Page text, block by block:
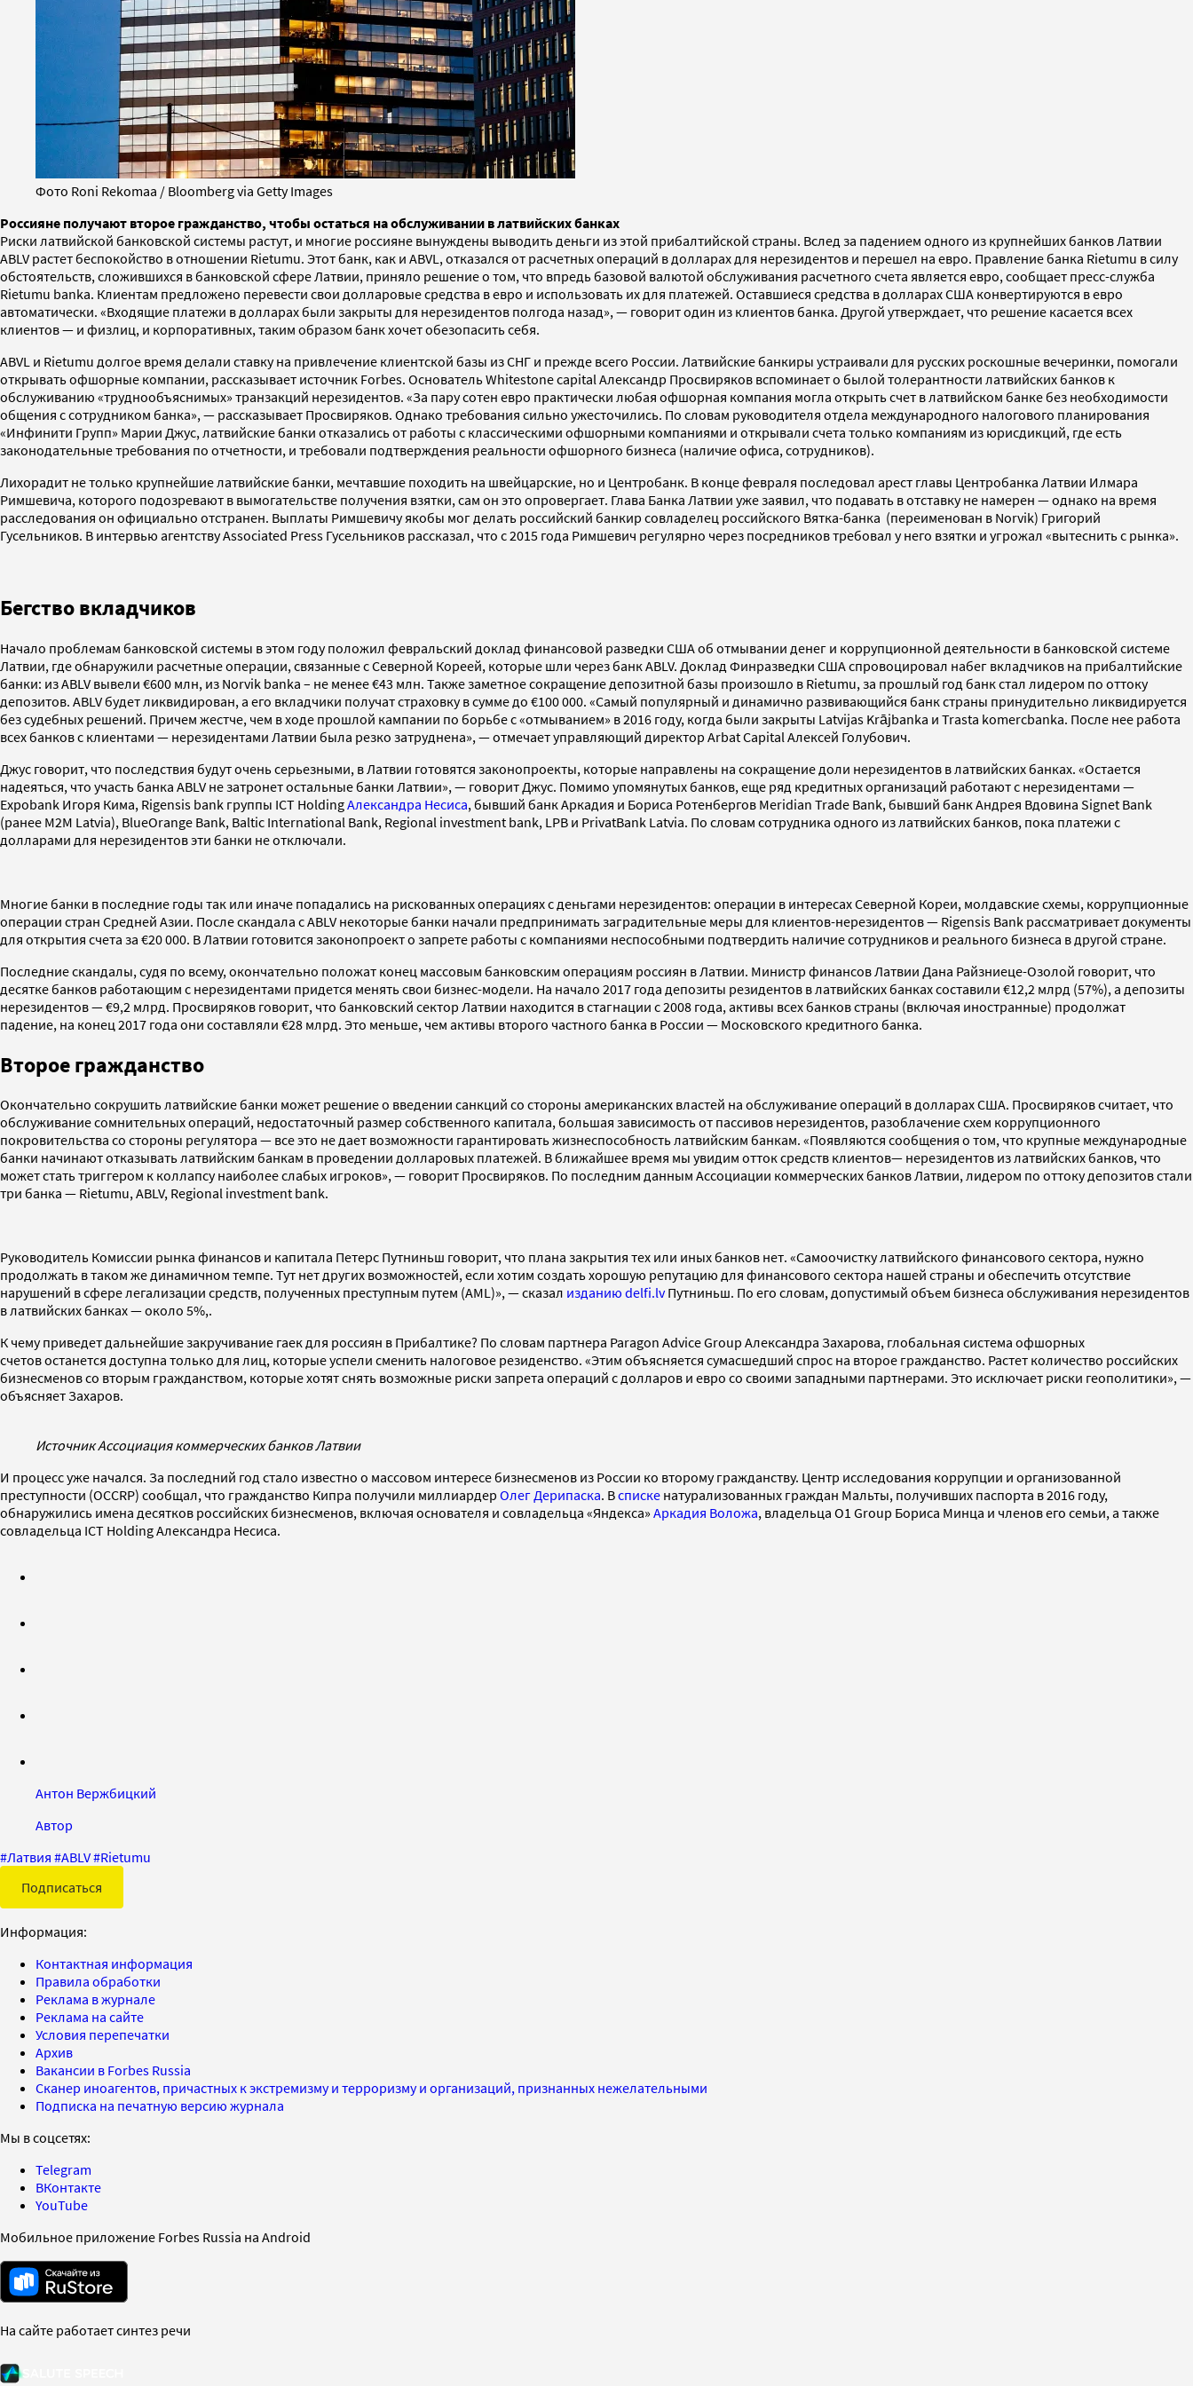
Фото Roni Rekomaa / Bloomberg via Getty Images
Россияне получают второе гражданство, чтобы остаться на обслуживании в латвийских банках
Риски латвийской банковской системы растут, и многие россияне вынуждены выводить деньги из этой прибалтийской страны. Вслед за падением одного из крупнейших банков Латвии
ABLV растет беспокойство в отношении Rietumu. Этот банк, как и ABVL, отказался от расчетных операций в долларах для нерезидентов и перешел на евро. Правление банка Rietumu в силу
обстоятельств, сложившихся в банковской сфере Латвии, приняло решение о том, что впредь базовой валютой обслуживания расчетного счета является евро, сообщает пресс-служба
Rietumu banka. Клиентам предложено перевести свои долларовые средства в евро и использовать их для платежей. Оставшиеся средства в долларах США конвертируются в евро
автоматически. «Входящие платежи в долларах были закрыты для нерезидентов полгода назад», — говорит один из клиентов банка. Другой утверждает, что решение касается всех
клиентов — и физлиц, и корпоративных, таким образом банк хочет обезопасить себя.
ABVL и Rietumu долгое время делали ставку на привлечение клиентской базы из СНГ и прежде всего России. Латвийские банкиры устраивали для русских роскошные вечеринки, помогали
открывать офшорные компании, рассказывает источник Forbes. Основатель Whitestone capital Александр Просвиряков вспоминает о былой толерантности латвийских банков к
обслуживанию «труднообъяснимых» транзакций нерезидентов. «За пару сотен евро практически любая офшорная компания могла открыть счет в латвийском банке без необходимости
общения с сотрудником банка», — рассказывает Просвиряков. Однако требования сильно ужесточились. По словам руководителя отдела международного налогового планирования
«Инфинити Групп» Марии Джус, латвийские банки отказались от работы с классическими офшорными компаниями и открывали счета только компаниям из юрисдикций, где есть
законодательные требования по отчетности, и требовали подтверждения реальности офшорного бизнеса (наличие офиса, сотрудников).
Лихорадит не только крупнейшие латвийские банки, мечтавшие походить на швейцарские, но и Центробанк. В конце февраля последовал арест главы Центробанка Латвии Илмара
Римшевича, которого подозревают в вымогательстве получения взятки, сам он это опровергает. Глава Банка Латвии уже заявил, что подавать в отставку не намерен — однако на время
расследования он официально отстранен. Выплаты Римшевичу якобы мог делать российский банкир совладелец российского Вятка-банка (переименован в Norvik) Григорий
Гусельников. В интервью агентству Associated Press Гусельников рассказал, что с 2015 года Римшевич регулярно через посредников требовал у него взятки и угрожал «вытеснить с рынка».
Бегство вкладчиков
Начало проблемам банковской системы в этом году положил февральский доклад финансовой разведки США об отмывании денег и коррупционной деятельности в банковской системе
Латвии, где обнаружили расчетные операции, связанные с Северной Кореей, которые шли через банк ABLV. Доклад Финразведки США спровоцировал набег вкладчиков на прибалтийские
банки: из ABLV вывели €600 млн, из Norvik banka – не менее €43 млн. Также заметное сокращение депозитной базы произошло в Rietumu, за прошлый год банк стал лидером по оттоку
депозитов. ABLV будет ликвидирован, а его вкладчики получат страховку в сумме до €100 000. «Cамый популярный и динамично развивающийся банк страны принудительно ликвидируется
без судебных решений. Причем жестче, чем в ходе прошлой кампании по борьбе с «отмыванием» в 2016 году, когда были закрыты Latvijas Krājbanka и Trasta komercbanka. После нее работа
всех банков с клиентами — нерезидентами Латвии была резко затруднена», — отмечает управляющий директор Arbat Capital Алексей Голубович.
Джус говорит, что последствия будут очень серьезными, в Латвии готовятся законопроекты, которые направлены на сокращение доли нерезидентов в латвийских банках. «Остается
надеяться, что участь банка ABLV не затронет остальные банки Латвии», — говорит Джус. Помимо упомянутых банков, еще ряд кредитных организаций работают с нерезидентами —
Expobank Игоря Кима, Rigensis bank группы ICT HoldingАлександра Несиса, бывший банк Аркадия и Бориса Ротенбергов Meridian Trade Bank, бывший банк Андрея Вдовина Signet Bank
(ранее M2M Latvia), BlueOrange Bank, Baltic International Bank, Regional investment bank, LPB и PrivatBank Latvia. По словам сотрудника одного из латвийских банков, пока платежи с
долларами для нерезидентов эти банки не отключали.
Многие банки в последние годы так или иначе попадались на рискованных операциях с деньгами нерезидентов: операции в интересах Северной Кореи, молдавские схемы, коррупционные
операции стран Средней Азии. После скандала с ABLV некоторые банки начали предпринимать заградительные меры для клиентов-нерезидентов — Rigensis Bank рассматривает документы
для открытия счета за €20 000. В Латвии готовится законопроект о запрете работы с компаниями неспособными подтвердить наличие сотрудников и реального бизнеса в другой стране.
Последние скандалы, судя по всему, окончательно положат конец массовым банковским операциям россиян в Латвии. Министр финансов Латвии Дана Райзниеце-Озолой говорит, что
десятке банков работающим с нерезидентами придется менять свои бизнес-модели. На начало 2017 года депозиты резидентов в латвийских банках составили €12,2 млрд (57%), а депозиты
нерезидентов — €9,2 млрд. Просвиряков говорит, что банковский сектор Латвии находится в стагнации с 2008 года, активы всех банков страны (включая иностранные) продолжат
падение, на конец 2017 года они составляли €28 млрд. Это меньше, чем активы второго частного банка в России — Московского кредитного банка.
Второе гражданство
Окончательно сокрушить латвийские банки может решение о введении санкций со стороны американских властей на обслуживание операций в долларах США. Просвиряков считает, что
обслуживание сомнительных операций, недостаточный размер собственного капитала, большая зависимость от пассивов нерезидентов, разоблачение схем коррупционного
покровительства со стороны регулятора — все это не дает возможности гарантировать жизнеспособность латвийским банкам. «Появляются сообщения о том, что крупные международные
банки начинают отказывать латвийским банкам в проведении долларовых платежей. В ближайшее время мы увидим отток средств клиентов— нерезидентов из латвийских банков, что
может стать триггером к коллапсу наиболее слабых игроков», — говорит Просвиряков. По последним данным Ассоциации коммерческих банков Латвии, лидером по оттоку депозитов стали
три банка — Rietumu, ABLV, Regional investment bank.
Руководитель Комиссии рынка финансов и капитала Петерс Путниньш говорит, что плана закрытия тех или иных банков нет. «Самоочистку латвийского финансового сектора, нужно
продолжать в таком же динамичном темпе. Тут нет других возможностей, если хотим создать хорошую репутацию для финансового сектора нашей страны и обеспечить отсутствие
нарушений в сфере легализации средств, полученных преступным путем (AML)», — сказал изданию delfi.lvПутниньш. По его словам, допустимый объем бизнеса обслуживания нерезидентов
в латвийских банках — около 5%,.
К чему приведет дальнейшие закручивание гаек для россиян в Прибалтике? По словам партнера Paragon Advice Group Александра Захарова, глобальная система офшорных
счетов останется доступна только для лиц, которые успели сменить налоговое резиденство. «Этим объясняется сумасшедший спрос на второе гражданство. Растет количество российских
бизнесменов со вторым гражданством, которые хотят снять возможные риски запрета операций с долларов и евро со своими западными партнерами. Это исключает риски геополитики», —
объясняет Захаров.
Источник Ассоциация коммерческих банков Латвии
И процесс уже начался. За последний год стало известно о массовом интересе бизнесменов из России ко второму гражданству. Центр исследования коррупции и организованной
преступности (OCCRP) сообщал, что гражданство Кипра получили миллиардер Олег Дерипаска. Всписке натурализованных граждан Мальты, получивших паспорта в 2016 году,
обнаружились имена десятков российских бизнесменов, включая основателя и совладельца «Яндекса» Аркадия Воложа, владельца O1 Group Бориса Минца и членов его семьи, а также
совладельца ICT Holding Александра Несиса.
Антон Вержбицкий
Автор
#Латвия #ABLV#Rietumu
Подписаться
Информация:
Контактная информация
Правила обработки
Реклама в журнале
Реклама на сайте
Условия перепечатки
Архив
Вакансии в Forbes Russia
Сканер иноагентов, причастных к экстремизму и терроризму и организаций, признанных нежелательными
Подписка на печатную версию журнала
Мы в соцсетях:
Telegram
ВКонтакте
YouTube
Мобильное приложение Forbes Russia на Android
На сайте работает синтез речи